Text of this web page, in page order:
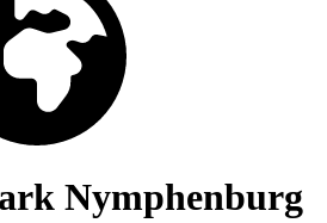
Nymphenburg